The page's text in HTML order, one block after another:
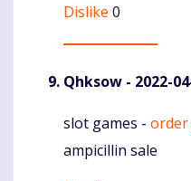
Dislike 0
Qhksow - 2022-
Komentaras
slot games - order
ampicillin sale